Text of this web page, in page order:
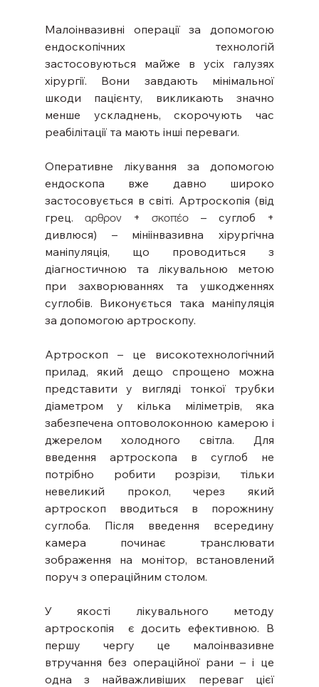
Малоінвазивні операції за допомогою
ендоскопічних технологій
застосовуються майже в усіх галузях
хірургії. Вони завдають мінімальної
шкоди пацієнту, викликають значно
менше ускладнень, скорочують час
реабілітації та мають інші переваги.
Оперативне лікування за допомогою
ендоскопа вже давно широко
застосовується в світі. Артроскопія (від
грец. αρθρον + σκοπέο – суглоб +
дивлюся) – мініінвазивна хірургічна
маніпуляція, що проводиться з
діагностичною та лікувальною метою
при захворюваннях та ушкодженнях
суглобів. Виконується така маніпуляція
за допомогою артроскопу.
Артроскоп – це високотехнологічний
прилад, який дещо спрощено можна
представити у вигляді тонкої трубки
діаметром у кілька міліметрів, яка
забезпечена оптоволоконною камерою і
джерелом холодного світла. Для
введення артроскопа в суглоб не
потрібно робити розрізи, тільки
невеликий прокол, через який
артроскоп вводиться в порожнину
суглоба. Після введення всередину
камера починає транслювати
зображення на монітор, встановлений
поруч з операційним столом.
У якості лікувального методу
артроскопія  є досить ефективною. В
першу чергу це малоінвазивне
втручання без операційної рани – і це
одна з найважливіших переваг цієї